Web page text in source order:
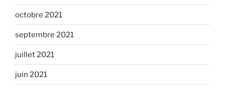
octobre 2021
septembre 2021
juillet 2021
juin 2021